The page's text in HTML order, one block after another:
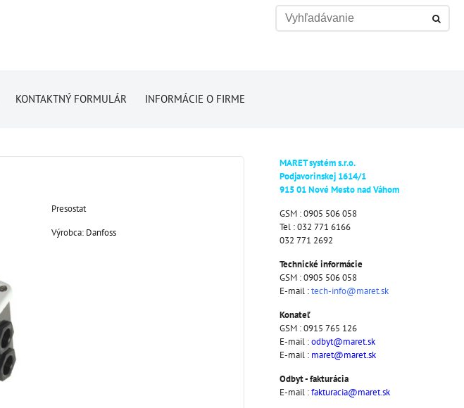
KONTAKTNÝ FORMULÁR INFORMÁCIE O FIRME
Presostat
Výrobca: Danfoss
MARET systém s.r.o.
Podjavorinskej 1614/1
915 01 Nové Mesto nad Váhom
GSM : 0905 506 058
Tel : 032 771 6166
032 771 2692
Technické informácie
GSM : 0905 506 058
E-mail :tech-info@maret.sk
Konateľ
GSM : 0915 765 126
E-mail :odbyt@maret.sk
E-mail : maret@maret.sk
Odbyt - fakturácia
E-mail :fakturacia@maret.sk